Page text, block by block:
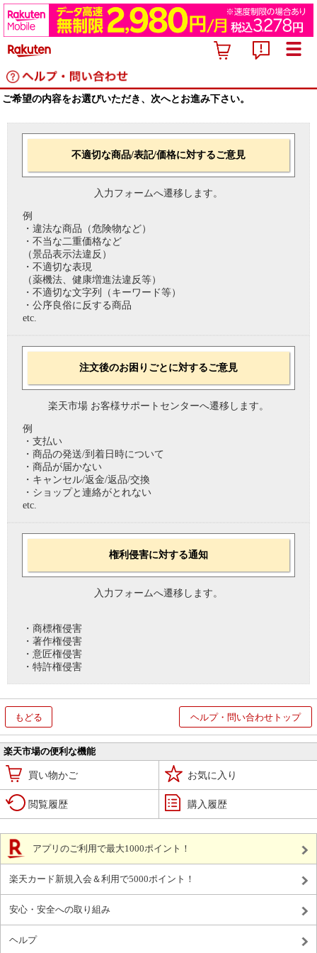
ご希望の内容をお選びいただき、次へとお進み下さい。
不適切な商品/表記/価格に対するご意見
入力フォームへ遷移します。
例
・違法な商品（危険物など）
・不当な二重価格など
（景品表示法違反）
・不適切な表現
（薬機法、健康増進法違反等）
・不適切な文字列（キーワード等）
・公序良俗に反する商品
etc.
注文後のお困りごとに対するご意見
楽天市場 お客様サポートセンターへ遷移します。
例
・支払い
・商品の発送/到着日時について
・商品が届かない
・キャンセル/返金/返品/交換
・ショップと連絡がとれない
etc.
権利侵害に対する通知
入力フォームへ遷移します。
・商標権侵害
・著作権侵害
・意匠権侵害
・特許権侵害
もどる ヘルプ・問い合わせトップ
楽天市場の便利な機能
買い物かご お気に入り
閲覧履歴 購入履歴
アプリのご利用で最大1000ポイント！
楽天カード新規入会＆利用で5000ポイント！
安心・安全への取り組み
ヘルプ